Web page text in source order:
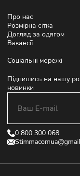
Про нас
Розмірна сітка
Догляд за одягом
Вакансії
Соціальні мережі
Підпишись на нашу
новинки
0 800 300 068